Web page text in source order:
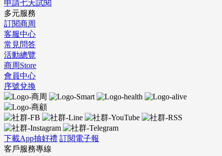
申請七天試閱
多元服務
訂閱商周
客服中心
常見問答
活動總覽
商周Store
會員中心
序號兌換
下載App抽好禮 訂閱電子報
客戶服務專線